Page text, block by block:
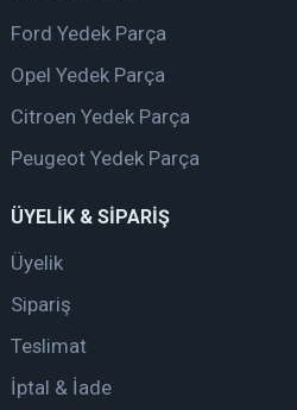
Ford Yedek Parça
Opel Yedek Parça
Citroen Yedek Parça
Peugeot Yedek Parça
ÜYELİK & SİPARİŞ
Üyelik
Sipariş
Teslimat
İptal & İade